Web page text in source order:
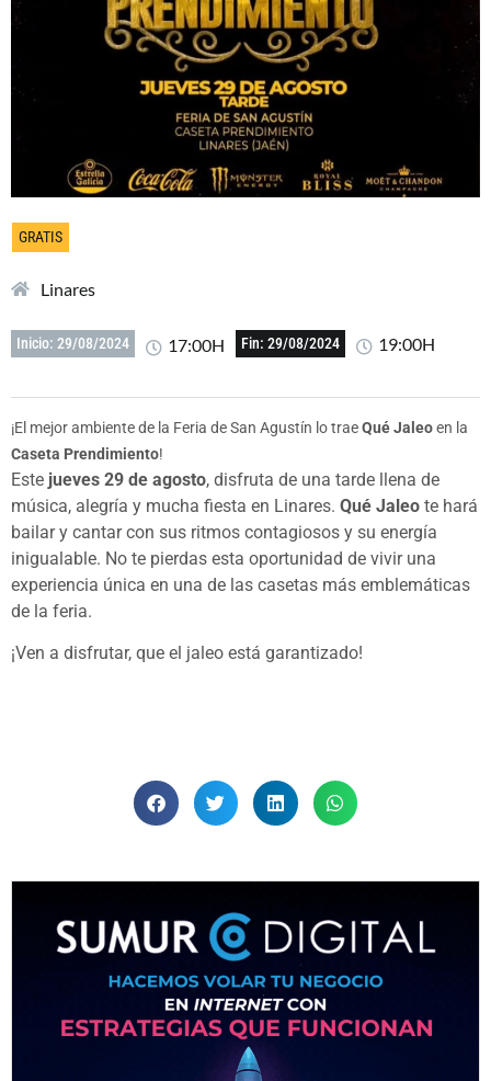
GRATIS
Linares
Inicio: 29/08/2024 17:00H Fin: 29/08/2024 19:00H
¡El mejor ambiente de la Feria de San Agustín lo traeQué Jaleoen la
Caseta Prendimiento!
Este jueves 29 de agosto, disfruta de una tarde llena de
música, alegría y mucha fiesta en Linares. Qué Jaleo te hará
bailar y cantar con sus ritmos contagiosos y su energía
inigualable. No te pierdas esta oportunidad de vivir una
experiencia única en una de las casetas más emblemáticas
de la feria.
¡Ven a disfrutar, que el jaleo está garantizado!